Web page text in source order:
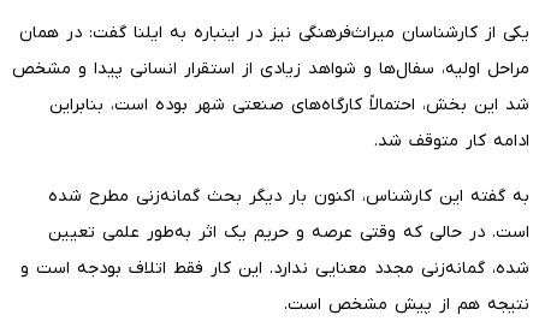
یکی از کارشناسان میراث‌فرهنگی نیز در اینباره به ایلنا گفت: در همان
مراحل اولیه، سفال‌ها و شواهد زیادی از استقرار انسانی پیدا و مشخص
شد این بخش، احتمالاً کارگاه‌های صنعتی شهر بوده است، بنابراین
ادامه کار متوقف شد.
به گفته این کارشناس، اکنون بار دیگر بحث گمانه‌زنی مطرح شده
است. در حالی که وقتی عرصه و حریم یک اثر به‌طور علمی تعیین
شده، گمانه‌زنی مجدد معنایی ندارد. این کار فقط اتلاف بودجه است و
نتیجه هم از پیش مشخص است.